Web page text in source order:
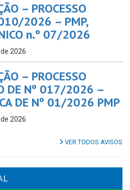
– PROCESSO
2026 – PMP,
n.º 07/2026
2026
– PROCESSO
DE Nº 017/2026 –
DE Nº 01/2026 PMP
2026
VER TODOS AVISOS